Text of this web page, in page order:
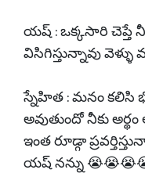
యష్ : ఒక్కసారి చెప్తే
విసిగిస్తున్నావు వెళ్ళు
స్నేహిత : మనం కలిసి
అవుతుందో నీకు
ఇంత రూడ్గా
యష్ నన్ను